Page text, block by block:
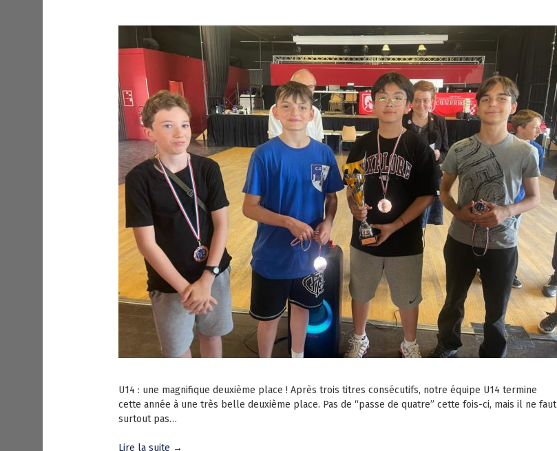
U14 : une magnifique deuxième place ! Après trois titres consécutifs, notre équipe U14 termine
cette année à une très belle deuxième place. Pas de “passe de quatre” cette fois-ci, mais il ne faut
surtout pas…
Lire la suite →